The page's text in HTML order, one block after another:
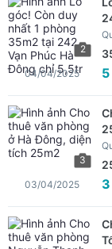
2
04/04/2025
3
03/04/2025